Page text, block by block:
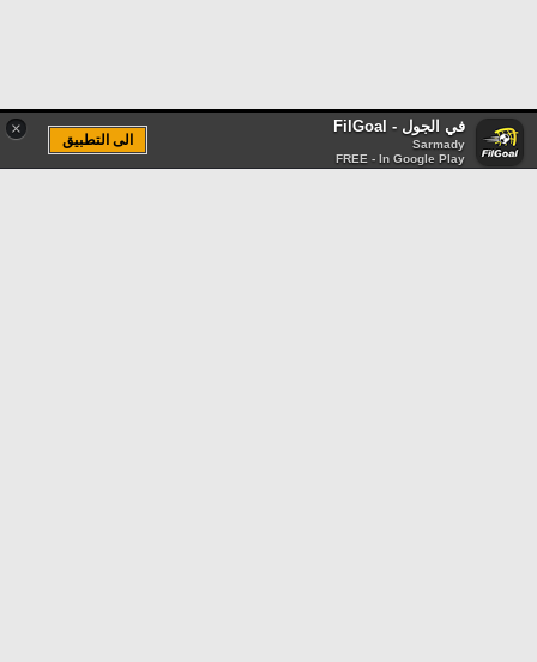
× في الجول - FilGoal
Sarmady
FREE - In Google Play
الى التطبيق